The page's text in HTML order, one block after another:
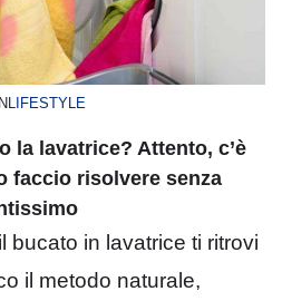
IN LIFESTYLE
la lavatrice? Attento, c’è
faccio risolvere senza
bucato in lavatrice ti ritrovi
il metodo naturale,